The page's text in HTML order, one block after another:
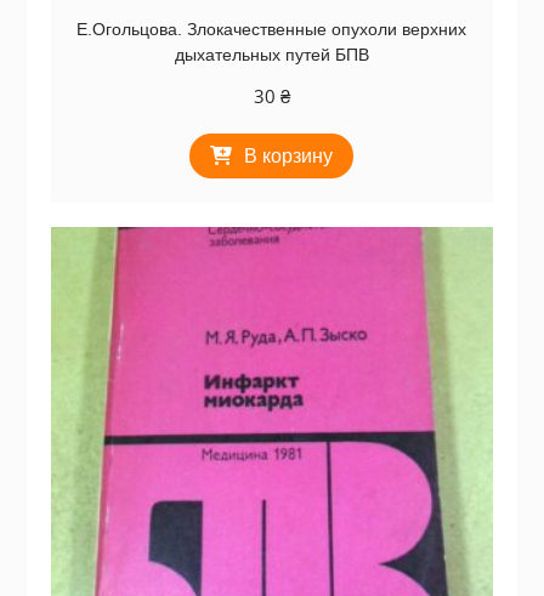
Е.Огольцова. Злокачественные опухоли верхних
дыхательных путей БПВ
30 ₴
В корзину